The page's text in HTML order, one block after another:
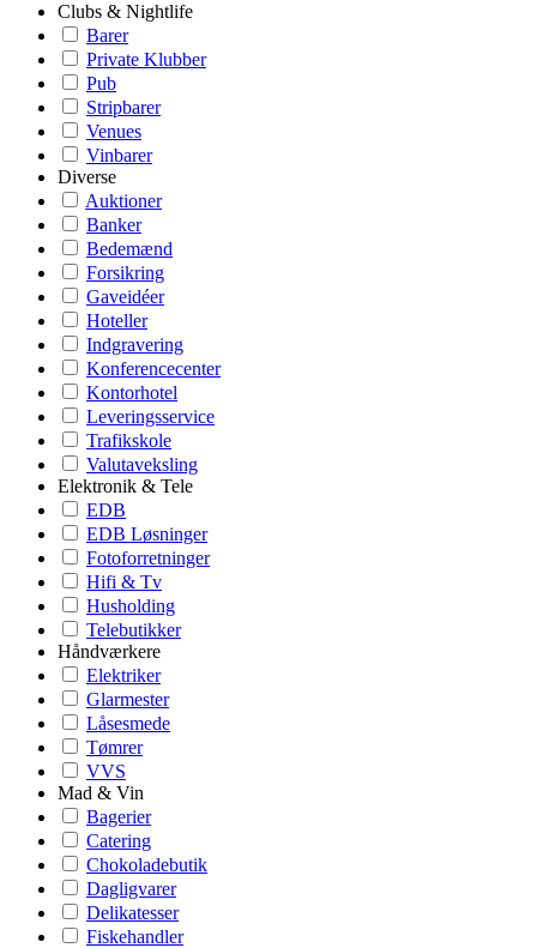
Clubs & Nightlife
Barer
Private Klubber
Pub
Stripbarer
Venues
Vinbarer
Diverse
Auktioner
Banker
Bedemænd
Forsikring
Gaveidéer
Hoteller
Indgravering
Konferencecenter
Kontorhotel
Leveringsservice
Trafikskole
Valutaveksling
Elektronik & Tele
EDB
EDB Løsninger
Fotoforretninger
Hifi & Tv
Husholding
Telebutikker
Håndværkere
Elektriker
Glarmester
Låsesmede
Tømrer
VVS
Mad & Vin
Bagerier
Catering
Chokoladebutik
Dagligvarer
Delikatesser
Fiskehandler